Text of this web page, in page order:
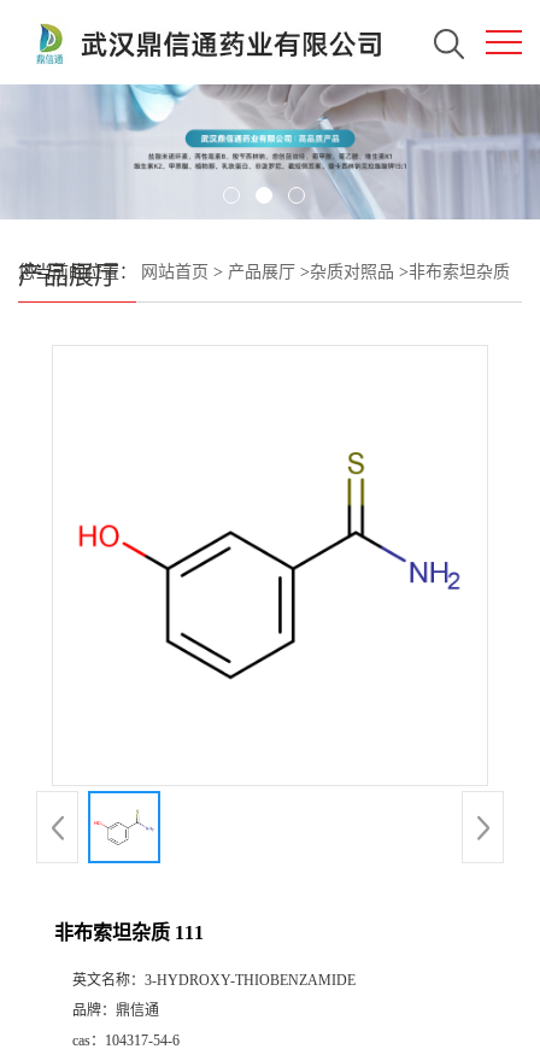
产品展厅
您当前的位置： 网站首页 > 产品展厅 >杂质对照品 >非布索坦杂质
非布索坦杂质 111
英文名称： 3-HYDROXY-THIOBENZAMIDE
品牌： 鼎信通
cas： 104317-54-6